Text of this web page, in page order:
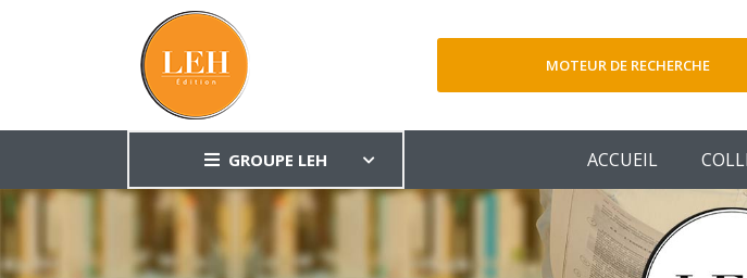
MOTEUR DE RECHERCHE
GROUPE LEH ACCUEIL